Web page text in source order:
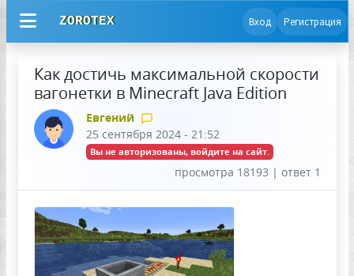
ZOROTEX Вход Регистрация
Как достичь максимальной скорости
вагонетки в Minecraft Java Edition
Евгений
25 сентября 2024 - 21:52
Вы не авторизованы, войдите на сайт.
просмотра 18193 | ответ 1